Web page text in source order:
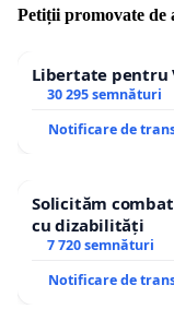
Petiții promovate
Libertate pentru
30 295 semnături
Notificare de
Solicităm
cu dizabilități
7 720 semnături
Notificare de